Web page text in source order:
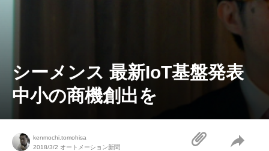
シーメンス 最新IoT基盤発表
中小の商機創出を
kenmochi.tomohisa
2018/3/2 オートメーション新聞